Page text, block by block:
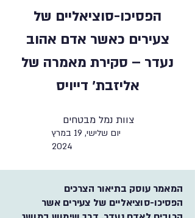
הפסיכו-סוציאליים של
צעירים כאשר אדם אהוב
נעדר – סקירת מאמרה של
אליזבת׳ דייויס
יום שלישי, 19 במרץ
2024
צוות נמל מבטחים
המאמר עוסק בתיאור הצרכים
הפסיכו-סוציאליים של צעירים אשר